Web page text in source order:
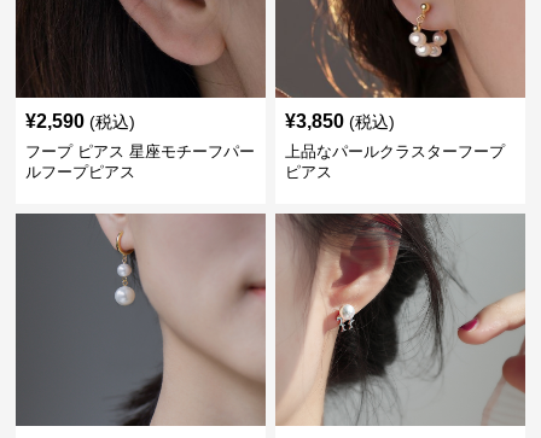
¥2,590 (税込)
フープ ピアス 星座モチーフパー
ルフープピアス
¥3,850 (税込)
上品なパールクラスターフープ
ピアス